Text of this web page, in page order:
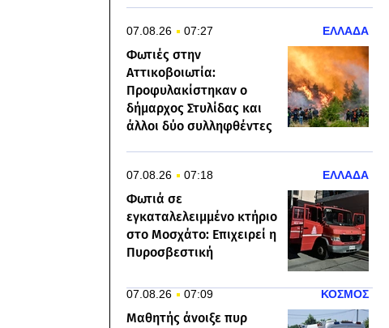
07.08.26 07:27 ΕΛΛΑΔΑ
Φωτιές στην
Αττικοβοιωτία:
Προφυλακίστηκαν ο
δήμαρχος Στυλίδας και
άλλοι δύο συλληφθέντες
07.08.26 07:18 ΕΛΛΑΔΑ
Φωτιά σε
εγκαταλελειμμένο κτήριο
στο Μοσχάτο: Επιχειρεί η
Πυροσβεστική
07.08.26 07:09 ΚΟΣΜΟΣ
Μαθητής άνοιξε πυρ